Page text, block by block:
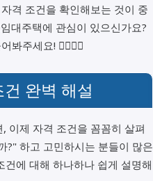
격 조건을 확인해보는 것이 중
대주택에 관심이 있으신가요?
봐주세요! 🙋‍♀️🙋‍♂️
완벽 해설
이제 자격 조건을 꼼꼼히 살펴
?" 하고 고민하시는 분들이 많은
에 대해 하나하나 쉽게 설명해